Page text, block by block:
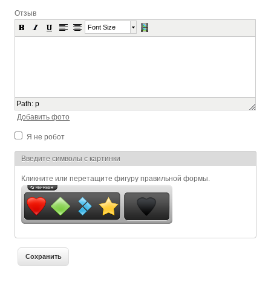
Отзыв
Font Size
Path:p
Добавить фото
Я не робот
Я спамер
Введите символы с картинки
Кликните или перетащите фигуру правильной формы.